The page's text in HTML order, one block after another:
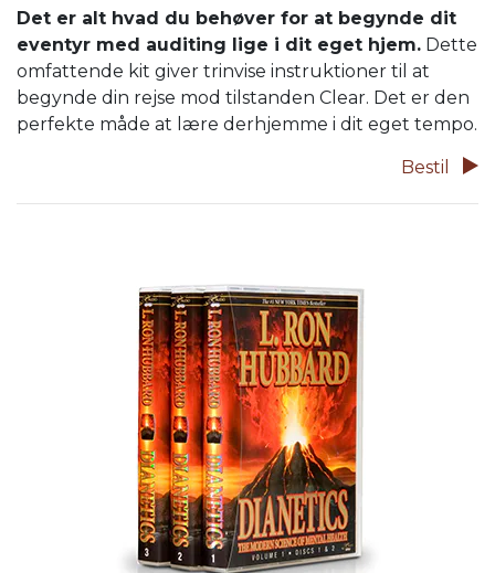
Det er alt hvad du behøver for at begynde dit
eventyr med auditing lige i dit eget hjem. Dette
omfattende kit giver trinvise instruktioner til at
begynde din rejse mod tilstanden Clear. Det er den
perfekte måde at lære derhjemme i dit eget tempo.
Bestil